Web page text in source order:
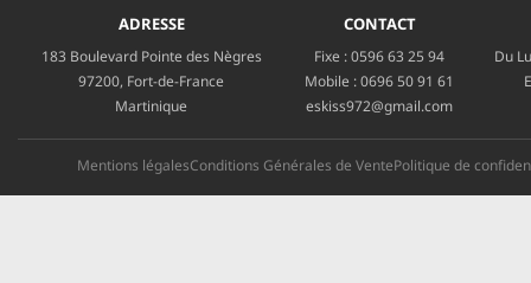
ADRESSE
183 Boulevard Pointe des Nègres
97200, Fort-de-France
Martinique
CONTACT
Fixe :0596 63 25 94
Mobile :0696 50 91 61
eskiss972@gmail.com
Du
Mentions légalesConditions Générales de VentePolitique de